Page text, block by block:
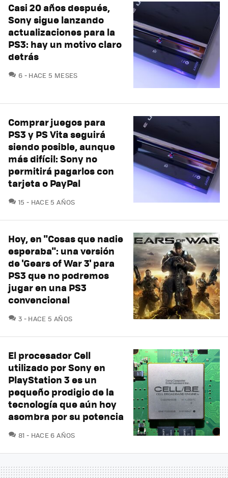
Casi 20 años después,
Sony sigue lanzando
actualizaciones para la
PS3: hay un motivo claro
detrás
6 COMENTARIOS
HACE 5 MESES
Comprar juegos para
PS3 y PS Vita seguirá
siendo posible, aunque
más difícil: Sony no
permitirá pagarlos con
tarjeta o PayPal
15 COMENTARIOS
HACE 5 AÑOS
Hoy, en "Cosas que nadie
esperaba": una versión
de 'Gears of War 3' para
PS3 que no podremos
jugar en una PS3
convencional
3 COMENTARIOS
HACE 5 AÑOS
El procesador Cell
utilizado por Sony en
PlayStation 3 es un
pequeño prodigio de la
tecnología que aún hoy
asombra por su potencia
81 COMENTARIOS
HACE 6 AÑOS